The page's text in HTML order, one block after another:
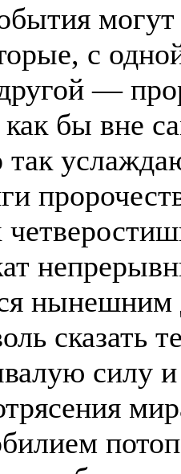
с
—
бы вне
так
нынешним
сказать
силу